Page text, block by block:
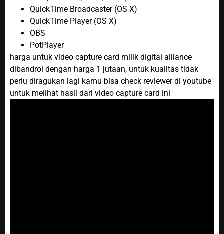
QuickTime Broadcaster (OS X)
QuickTime Player (OS X)
OBS
PotPlayer
harga untuk video capture card milik digital alliance
dibandrol dengan harga 1 jutaan, untuk kualitas tidak
perlu diragukan lagi kamu bisa check reviewer di youtube
untuk melihat hasil dari video capture card ini